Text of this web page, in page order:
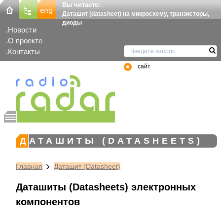
Вы читаете:
Даташит (datasheet) на микросхему, транзисторы,
диоды
Новости
О проекте
Контакты
сайт
ДАТАШИТЫ (DATASHEETS)
Главная Даташит (Datasheet)
Даташиты (Datasheets) электронных
компонентов